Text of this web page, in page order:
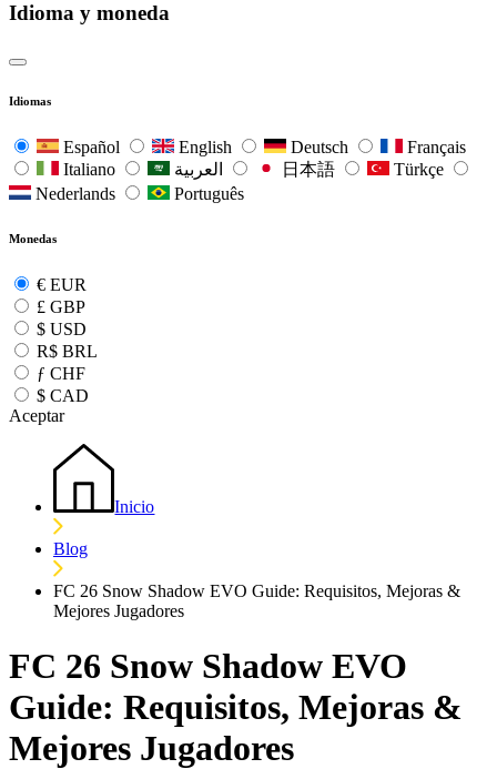
Idioma y moneda
Idiomas
Español English Deutsch
Français
Italiano
日本語
Türkçe
Nederlands
Português
Monedas
€ EUR
£ GBP
$ USD
R$ BRL
ƒ CHF
$ CAD
Aceptar
Inicio
Blog
FC 26 Snow Shadow EVO Guide: Requisitos, Mejoras &
Mejores Jugadores
FC 26 Snow Shadow EVO
Guide: Requisitos, Mejoras &
Mejores Jugadores